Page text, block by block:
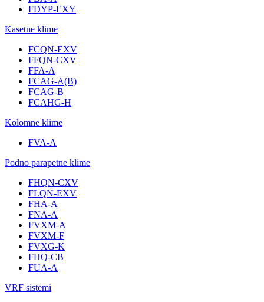
FDYP-EXY
Kasetne klime
FCQN-EXV
FFQN-CXV
FFA-A
FCAG-A(B)
FCAG-B
FCAHG-H
Kolomne klime
FVA-A
Podno parapetne klime
FHQN-CXV
FLQN-EXV
FHA-A
FNA-A
FVXM-A
FVXM-F
FVXG-K
FHQ-CB
FUA-A
VRF sistemi